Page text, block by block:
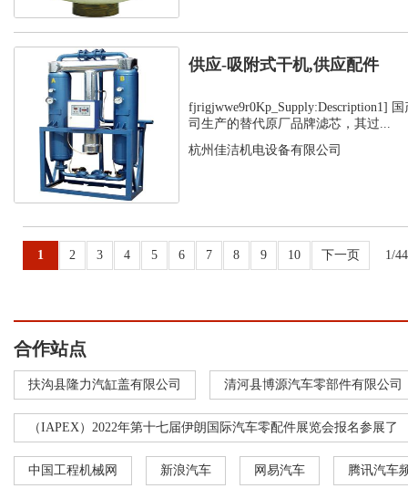
供应-吸附式干机,供应配件
fjrigjwwe9r0Kp_Supply:Description1]
司生产的替代原厂品牌滤芯，其过...
杭州佳洁机电设备有限公司
1 2 3 4 5 6 7 8 9 10 下一页 1/
合作站点
扶沟县隆力汽缸盖有限公司 清河县博源汽车零部件有限公司
（IAPEX）2022年第十七届伊朗国际汽车零配件展览会报名参展了
中国工程机械网 新浪汽车 网易汽车 腾讯汽车